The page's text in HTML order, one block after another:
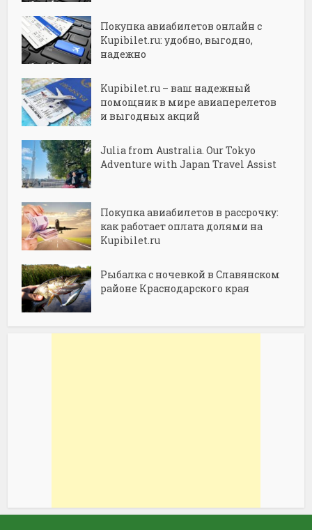
Покупка авиабилетов онлайн с
Kupibilet.ru: удобно, выгодно,
надежно
Kupibilet.ru – ваш надежный
помощник в мире авиаперелетов
и выгодных акций
Julia from Australia. Our Tokyo
Adventure with Japan Travel Assist
Покупка авиабилетов в рассрочку:
как работает оплата долями на
Kupibilet.ru
Рыбалка с ночевкой в Славянском
районе Краснодарского края